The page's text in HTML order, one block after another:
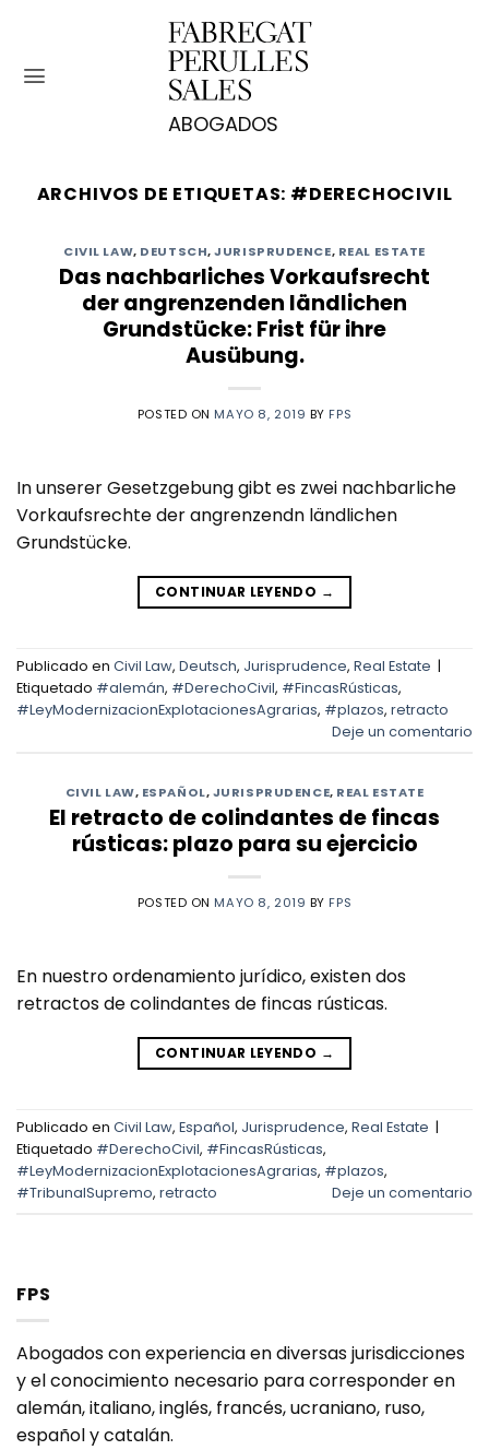
contenido
ARCHIVOS DE ETIQUETAS: #DERECHOCIVIL
CIVIL LAW, DEUTSCH,JURISPRUDENCE, REAL ESTATE
Das nachbarliches Vorkaufsrecht
der angrenzenden ländlichen
Grundstücke: Frist für ihre
Ausübung.
POSTED ON MAYO 8, 2019 BY FPS
In unserer Gesetzgebung gibt es zwei nachbarliche
Vorkaufsrechte der angrenzendn ländlichen
Grundstücke.
CONTINUAR LEYENDO →
Publicado en Civil Law, Deutsch, Jurisprudence, Real Estate |
Etiquetado #alemán, #DerechoCivil, #FincasRústicas,
#LeyModernizacionExplotacionesAgrarias, #plazos, retracto
Deje un comentario
CIVIL LAW, ESPAÑOL,JURISPRUDENCE, REAL ESTATE
El retracto de colindantes de fincas
rústicas: plazo para su ejercicio
POSTED ON MAYO 8, 2019 BY FPS
En nuestro ordenamiento jurídico, existen dos
retractos de colindantes de fincas rústicas.
CONTINUAR LEYENDO →
Publicado en Civil Law, Español, Jurisprudence, Real Estate |
Etiquetado #DerechoCivil, #FincasRústicas,
#LeyModernizacionExplotacionesAgrarias, #plazos,
#TribunalSupremo, retracto Deje un comentario
FPS
Abogados con experiencia en diversas jurisdicciones
y el conocimiento necesario para corresponder en
alemán, italiano, inglés, francés, ucraniano, ruso,
español y catalán.